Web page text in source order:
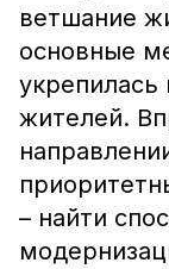
ветшание
основные
укрепилась
жителей.
– найти